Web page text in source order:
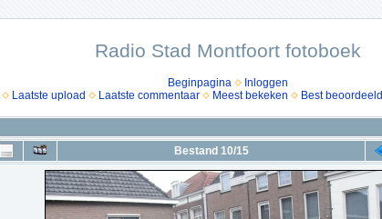
Radio Stad Montfoort fotoboek
Beginpagina
Inloggen
Laatste upload Laatste commentaar Meest bekeken Best beoordeeld
Bestand 10/15